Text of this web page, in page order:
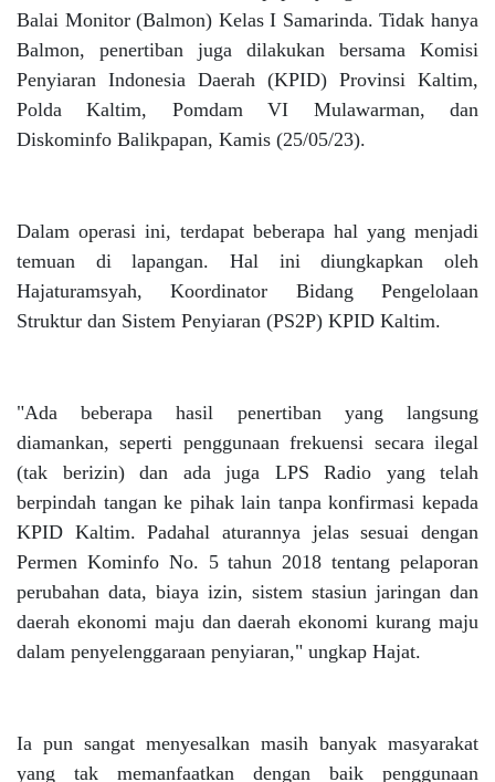
Balai Monitor (Balmon) Kelas I Samarinda. Tidak hanya
Balmon, penertiban juga dilakukan bersama Komisi
Penyiaran Indonesia Daerah (KPID) Provinsi Kaltim,
Polda Kaltim, Pomdam VI Mulawarman, dan
Diskominfo Balikpapan, Kamis (25/05/23).
Dalam operasi ini, terdapat beberapa hal yang menjadi
temuan di lapangan. Hal ini diungkapkan oleh
Hajaturamsyah, Koordinator Bidang Pengelolaan
Struktur dan Sistem Penyiaran (PS2P) KPID Kaltim.
"Ada beberapa hasil penertiban yang langsung
diamankan, seperti penggunaan frekuensi secara ilegal
(tak berizin) dan ada juga LPS Radio yang telah
berpindah tangan ke pihak lain tanpa konfirmasi kepada
KPID Kaltim. Padahal aturannya jelas sesuai dengan
Permen Kominfo No. 5 tahun 2018 tentang pelaporan
perubahan data, biaya izin, sistem stasiun jaringan dan
daerah ekonomi maju dan daerah ekonomi kurang maju
dalam penyelenggaraan penyiaran," ungkap Hajat.
Ia pun sangat menyesalkan masih banyak masyarakat
yang tak memanfaatkan dengan baik penggunaan